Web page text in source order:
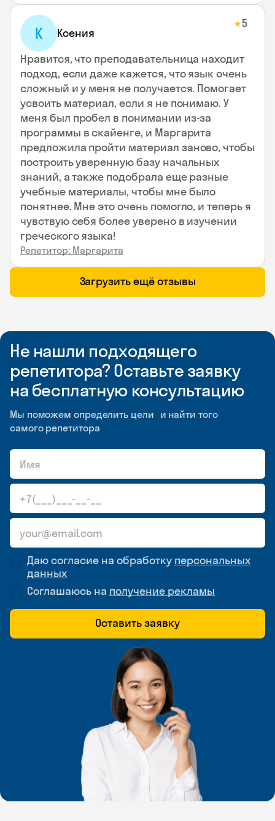
К Ксения
★5
Нравится, что преподавательница находит
подход, если даже кажется, что язык очень
сложный и у меня не получается. Помогает
усвоить материал, если я не понимаю. У
меня был пробел в понимании из-за
программы в скайенге, и Маргарита
предложила пройти материал заново, чтобы
построить уверенную базу начальных
знаний, а также подобрала еще разные
учебные материалы, чтобы мне было
понятнее. Мне это очень помогло, и теперь я
чувствую себя более уверено в изучении
греческого языка!
Репетитор: Маргарита
Загрузить ещё отзывы
Не нашли подходящего
репетитора? Оставьте заявку
на бесплатную консультацию
Мы поможем определить цели и найти того
самого репетитора
Даю согласие на обработку персональных
данных
Соглашаюсь на получение рекламы
Оставить заявку